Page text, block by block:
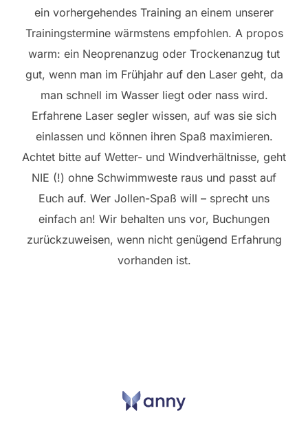
ein vorhergehendes Training an einem unserer
Trainingstermine wärmstens empfohlen. A propos
warm: ein Neoprenanzug oder Trockenanzug tut
gut, wenn man im Frühjahr auf den Laser geht, da
man schnell im Wasser liegt oder nass wird.
Erfahrene Laser segler wissen, auf was sie sich
einlassen und können ihren Spaß maximieren.
Achtet bitte auf Wetter- und Windverhältnisse, geht
NIE (!) ohne Schwimmweste raus und passt auf
Euch auf. Wer Jollen-Spaß will – sprecht uns
einfach an! Wir behalten uns vor, Buchungen
zurückzuweisen, wenn nicht genügend Erfahrung
vorhanden ist.